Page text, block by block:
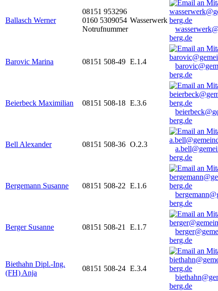
Ballasch Werner
08151 953296
0160 5309054
Notrufnummer
Wasserwerk
berg.de
Barovic Marina 08151 508-49 E.1.4
berg.de
Beierbeck Maximilian 08151 508-18 E.3.6
berg.de
Bell Alexander 08151 508-36 O.2.3
berg.de
Bergemann Susanne 08151 508-22 E.1.6
berg.de
Berger Susanne 08151 508-21 E.1.7
berg.de
Biethahn Dipl.-Ing.
(FH) Anja
08151 508-24 E.3.4
berg.de